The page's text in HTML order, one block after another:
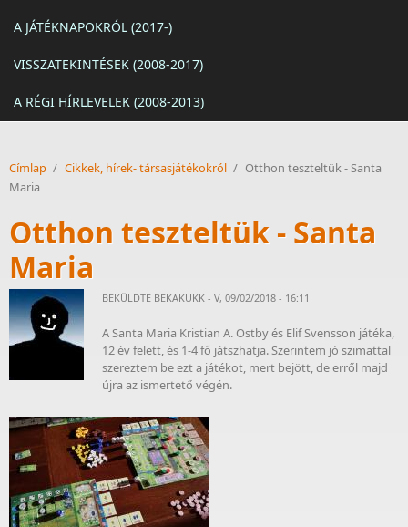
A JÁTÉKNAPOKRÓL (2017-)
VISSZATEKINTÉSEK (2008-2017)
A RÉGI HÍRLEVELEK (2008-2013)
Címlap / Cikkek, hírek- társasjátékokról / Otthon teszteltük - Santa
Maria
Otthon teszteltük - Santa
Maria
BEKÜLDTE BEKAKUKK - V, 09/02/2018 - 16:11
A Santa Maria Kristian A. Ostby és Elif Svensson játéka,
12 év felett, és 1-4 fő játszhatja. Szerintem jó szimattal
szereztem be ezt a játékot, mert bejött, de erről majd
újra az ismertető végén.